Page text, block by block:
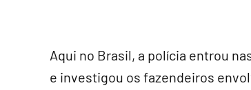
Aqui no Brasil, a polícia entrou
e investigou os fazendeiros